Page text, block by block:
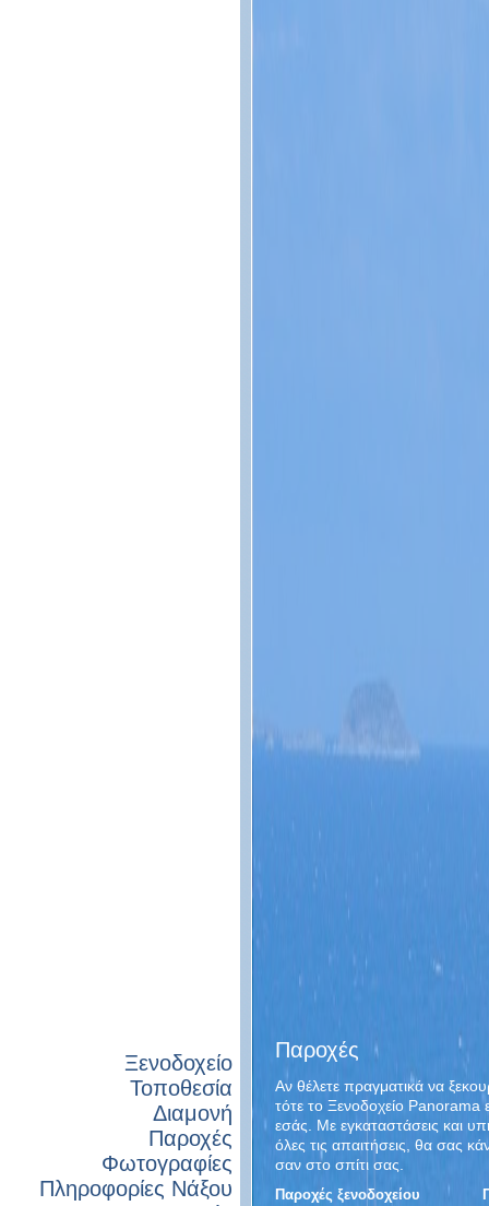
Ξενοδοχείο
Τοποθεσία
Διαμονή
Παροχές
Φωτογραφίες
Πληροφορίες Νάξου
Παροχές
Αν θέλετε πραγματικά να
τότε το Ξενοδοχείο Panorama
εσάς. Με εγκαταστάσεις και
όλες τις απαιτήσεις, θα σας
σαν στο σπίτι σας.
Παροχές ξενοδοχείου